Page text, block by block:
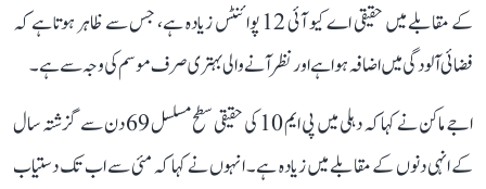
کے مقابلے میں حقیقی اے کیو آئی 12 پوائنٹس زیادہ ہے، جس سے ظاہر ہوتا ہے کہ
فضائی آلودگی میں اضافہ ہوا ہے اور نظر آنے والی بہتری صرف موسم کی وجہ سے ہے۔
اجے ماکن نے کہا کہ دہلی میں پی ایم 10 کی حقیقی سطح مسلسل 69 دن سے گزشتہ سال
کے انہی دنوں کے مقابلے میں زیادہ ہے۔ انہوں نے کہا کہ مئی سے اب تک دستیاب